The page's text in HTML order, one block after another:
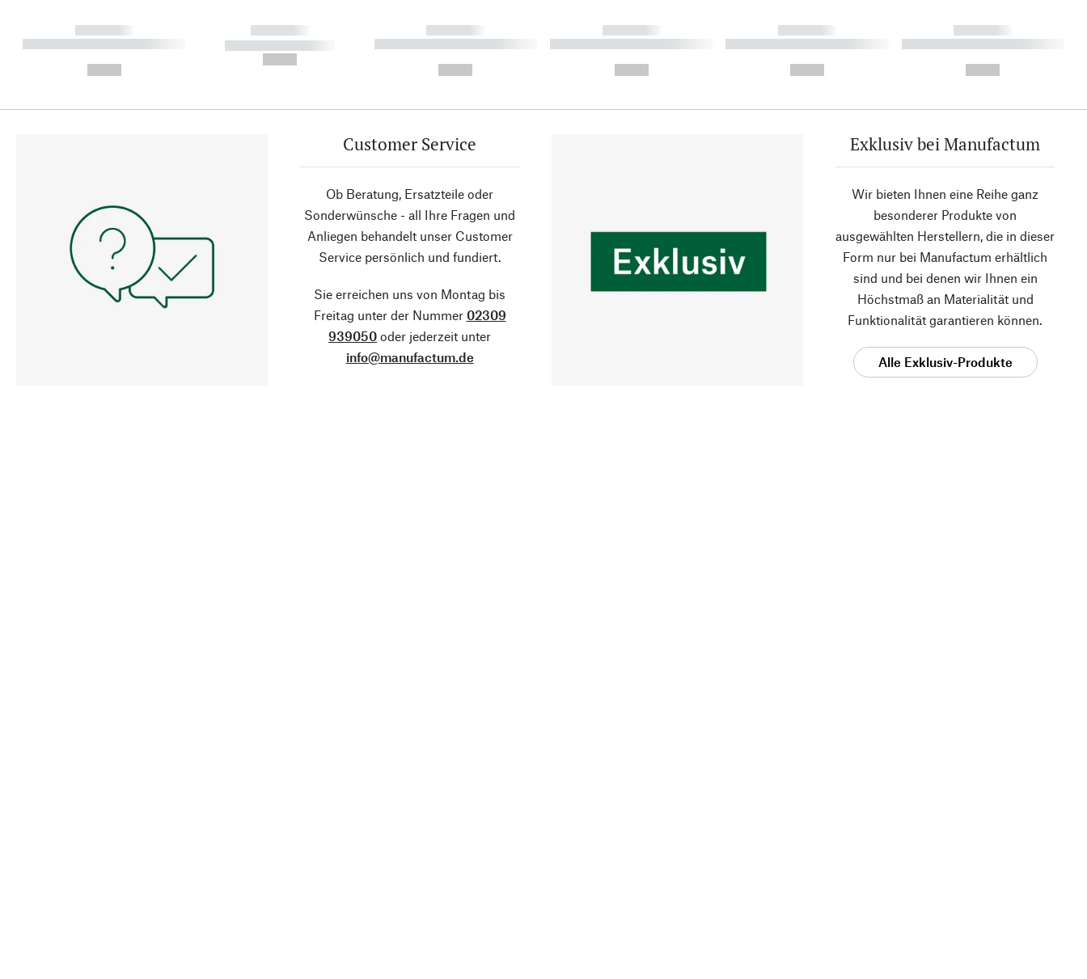
------------
----------- ----------- ----------
------------
----------- -----------
------------
----------- ----------- ----------
------------
----------- ----------- ----------
------------
----------- ----------- ----------
------------
----------- ----------- ----------
Customer Service
Ob Beratung, Ersatzteile oder
Sonderwünsche - all Ihre Fragen und
Anliegen behandelt unser Customer
Service persönlich und fundiert.
Sie erreichen uns von Montag bis
Freitag unter der Nummer 02309
939050 oder jederzeit unter
info@manufactum.de
Exklusiv bei Manufactum
Wir bieten Ihnen eine Reihe ganz
besonderer Produkte von
ausgewählten Herstellern, die in dieser
Form nur bei Manufactum erhältlich
sind und bei denen wir Ihnen ein
Höchstmaß an Materialität und
Funktionalität garantieren können.
Alle Exklusiv-Produkte